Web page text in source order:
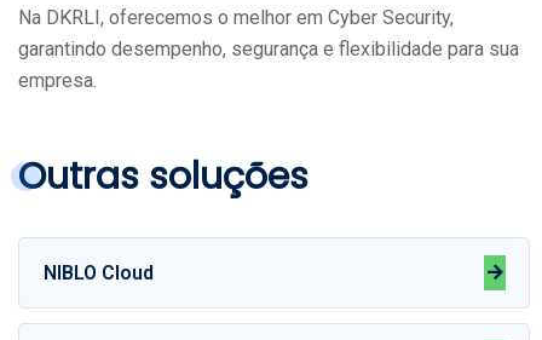
Na DKRLI, oferecemos o melhor em Cyber Security,
garantindo desempenho, segurança e flexibilidade para sua
empresa.
Outras soluções
NIBLO Cloud